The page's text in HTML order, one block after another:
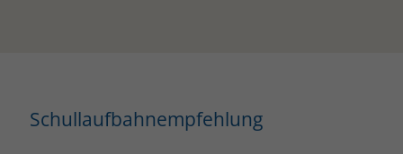
Schullaufbahnempfehlung